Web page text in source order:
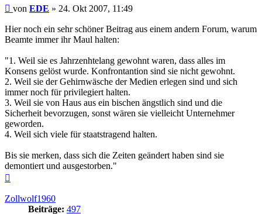
Beitrag
von EDE » 24. Okt 2007, 11:49
Hier noch ein sehr schöner Beitrag aus einem andern Forum, warum
Beamte immer ihr Maul halten:
"1. Weil sie es Jahrzenhtelang gewohnt waren, dass alles im
Konsens gelöst wurde. Konfrontantion sind sie nicht gewohnt.
2. Weil sie der Gehirnwäsche der Medien erlegen sind und sich
immer noch für privilegiert halten.
3. Weil sie von Haus aus ein bischen ängstlich sind und die
Sicherheit bevorzugen, sonst wären sie vielleicht Unternehmer
geworden.
4. Weil sich viele für staatstragend halten.
Bis sie merken, dass sich die Zeiten geändert haben sind sie
demontiert und ausgestorben."
Zollwolf1960
Beiträge: 497